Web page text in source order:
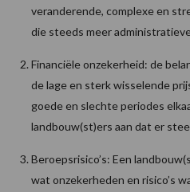
veranderende, complexe en
die steeds meer
Financiële onzekerheid: de
de lage en sterk wisselende
goede en slechte periodes
landbouw(st)ers aan dat er
Beroepsrisico’s: Een
wat onzekerheden en risico’s